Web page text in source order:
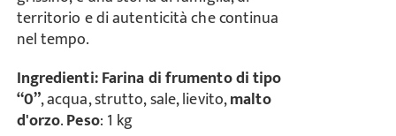
territorio e di autenticità che continua
nel tempo.
Ingredienti:Farina di frumento di tipo
“0”, acqua, strutto, sale, lievito,malto
d'orzo.Peso: 1 kg